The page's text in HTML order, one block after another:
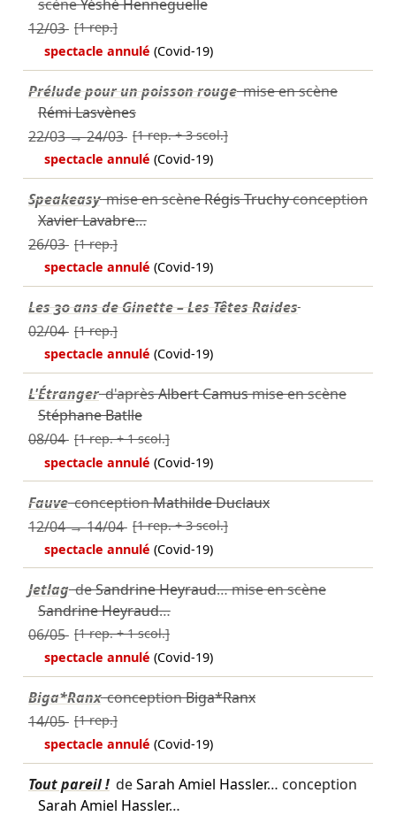
scèneYéshé Henneguelle
12/03 [1 rep.]
spectacle annulé(Covid-19)
Prélude pour un poisson rougemise en scène
Rémi Lasvènes
22/03→24/03 [1 rep. + 3 scol.]
spectacle annulé(Covid-19)
Speakeasymise en scèneRégis Truchyconception
Xavier Lavabre…
26/03 [1 rep.]
spectacle annulé(Covid-19)
Les 30 ans de Ginette – Les Têtes Raides
02/04 [1 rep.]
spectacle annulé(Covid-19)
L'Étrangerd'aprèsAlbert Camusmise en scène
Stéphane Batlle
08/04 [1 rep. + 1 scol.]
spectacle annulé(Covid-19)
FauveconceptionMathilde Duclaux
12/04→14/04 [1 rep. + 3 scol.]
spectacle annulé(Covid-19)
JetlagdeSandrine Heyraud… mise en scène
Sandrine Heyraud…
06/05 [1 rep. + 1 scol.]
spectacle annulé(Covid-19)
Biga*RanxconceptionBiga*Ranx
14/05 [1 rep.]
spectacle annulé(Covid-19)
Tout pareil ! deSarah Amiel Hassler… conception
Sarah Amiel Hassler…